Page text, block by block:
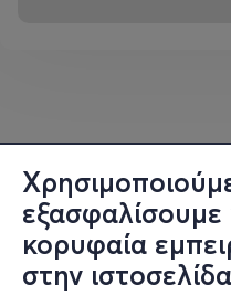
εξασφαλίσουμε
κορυφαία
στην